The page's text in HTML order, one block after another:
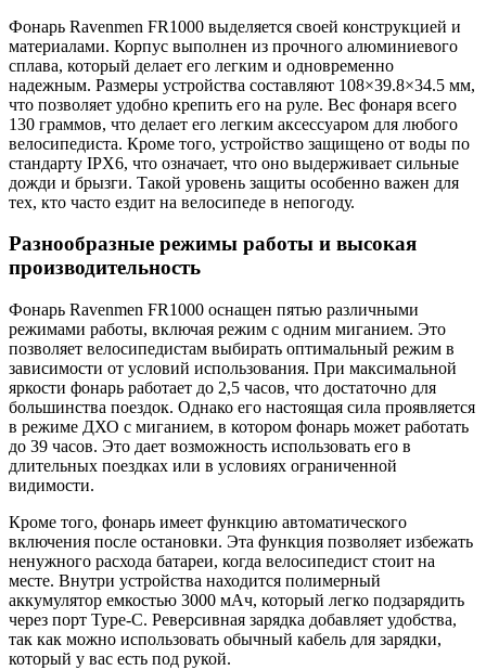
Фонарь Ravenmen FR1000 выделяется своей конструкцией и
материалами. Корпус выполнен из прочного алюминиевого
сплава, который делает его легким и одновременно
надежным. Размеры устройства составляют 108×39.8×34.5 мм,
что позволяет удобно крепить его на руле. Вес фонаря всего
130 граммов, что делает его легким аксессуаром для любого
велосипедиста. Кроме того, устройство защищено от воды по
стандарту IPX6, что означает, что оно выдерживает сильные
дожди и брызги. Такой уровень защиты особенно важен для
тех, кто часто ездит на велосипеде в непогоду.
Разнообразные режимы работы и высокая
производительность
Фонарь Ravenmen FR1000 оснащен пятью различными
режимами работы, включая режим с одним миганием. Это
позволяет велосипедистам выбирать оптимальный режим в
зависимости от условий использования. При максимальной
яркости фонарь работает до 2,5 часов, что достаточно для
большинства поездок. Однако его настоящая сила проявляется
в режиме ДХО с миганием, в котором фонарь может работать
до 39 часов. Это дает возможность использовать его в
длительных поездках или в условиях ограниченной
видимости.
Кроме того, фонарь имеет функцию автоматического
включения после остановки. Эта функция позволяет избежать
ненужного расхода батареи, когда велосипедист стоит на
месте. Внутри устройства находится полимерный
аккумулятор емкостью 3000 мАч, который легко подзарядить
через порт Type-C. Реверсивная зарядка добавляет удобства,
так как можно использовать обычный кабель для зарядки,
который у вас есть под рукой.